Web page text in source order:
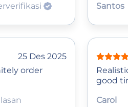
Santos
25 Des 2025
order
good
Carol